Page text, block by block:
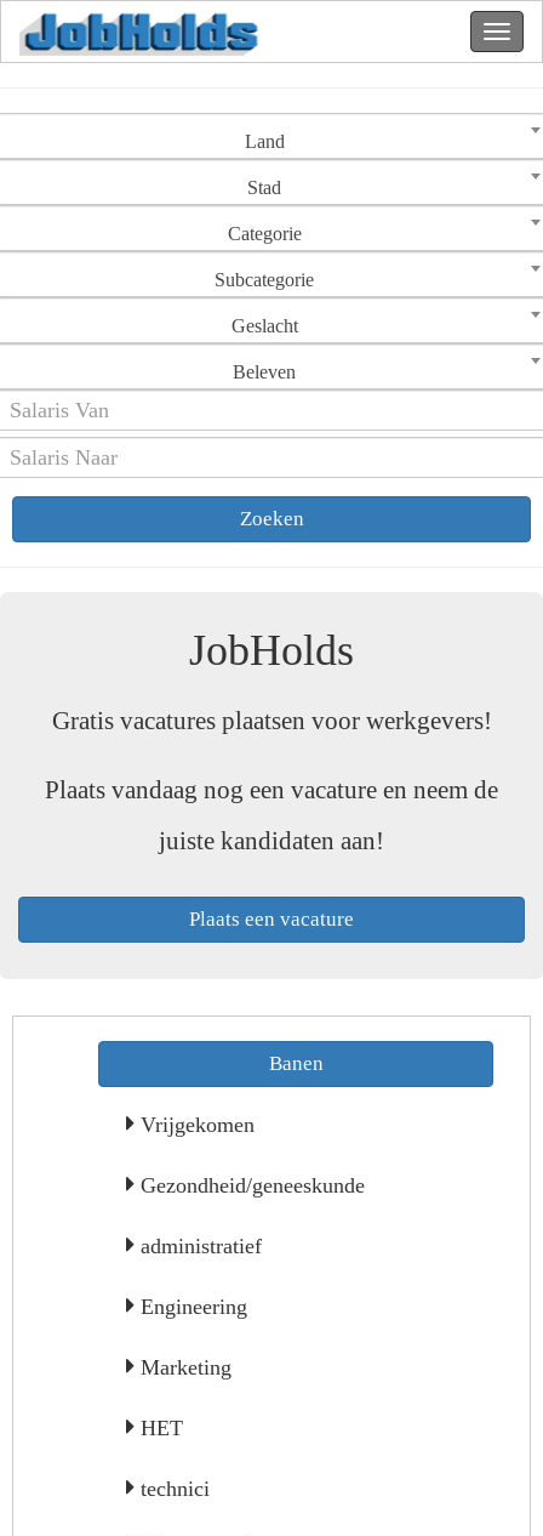
Land
Stad
Categorie
Subcategorie
Geslacht
Beleven
Zoeken
JobHolds
Gratis vacatures plaatsen voor werkgevers!
Plaats vandaag nog een vacature en neem de
juiste kandidaten aan!
Plaats een vacature
Banen
Vrijgekomen
Gezondheid/geneeskunde
administratief
Engineering
Marketing
HET
technici